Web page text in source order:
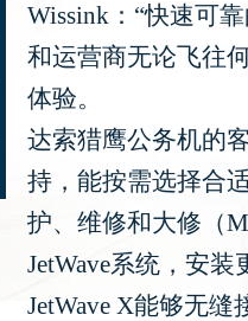
Wissink：“快速可
和运营商无论飞往
体验。
达索猎鹰公务机的
持，能按需选择合
护、维修和大修（
JetWave系统，安
JetWave X能够无